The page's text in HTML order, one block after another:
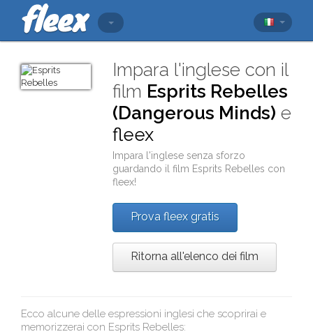
Impara l'inglese con il
film Esprits Rebelles
(Dangerous Minds) e
fleex
Impara l'inglese senza sforzo
guardando il film Esprits Rebelles con
fleex!
Prova fleex gratis
Ritorna all'elenco dei film
Ecco alcune delle espressioni inglesi che scoprirai e
memorizzerai con Esprits Rebelles: